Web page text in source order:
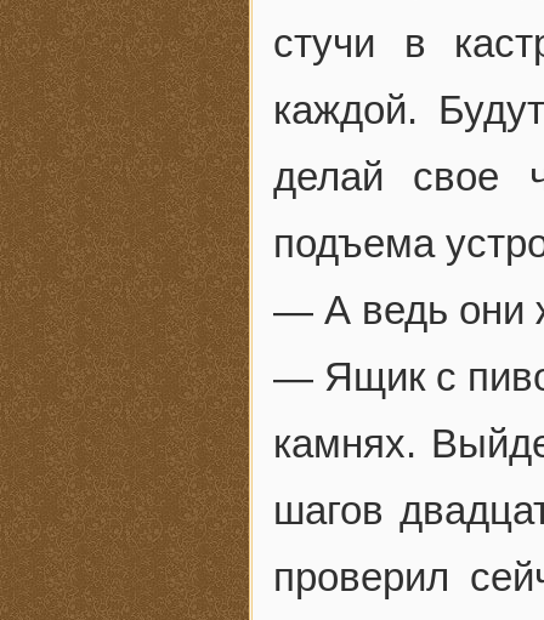
стучи в
каждой.
делай свое
подъема
— А ведь они
— Ящик с
камнях.
шагов
проверил